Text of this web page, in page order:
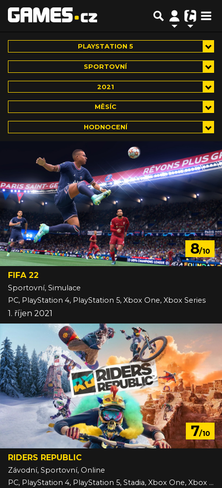
PLAYSTATION 5
SPORTOVNÍ
2021
MĚSÍC
HODNOCENÍ
8/10
FIFA 22
Sportovní, Simulace
PC, PlayStation 4, PlayStation 5, Xbox One, Xbox Series
1. říjen 2021
7/10
RIDERS REPUBLIC
Závodní, Sportovní, Online
PC, PlayStation 4, PlayStation 5, Stadia, Xbox One, Xbox Series